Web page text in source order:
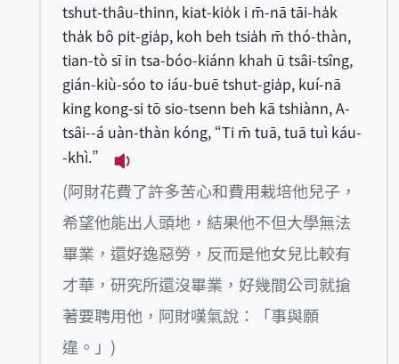
tshut-thâu-thinn, kiat-kio̍k i m̄-nā tāi-ha̍k
tha̍k bô pit-gia̍p, koh beh tsia̍h m̄ thó-thàn,
tian-tò sī in tsa-bóo-kiánn khah ū tsâi-tsîng,
gián-kiù-sóo to iáu-buē tshut-gia̍p, kuí-nā
king kong-si tō sio-tsenn beh kā tshiànn, A-
tsâi--á uàn-thàn kóng, “Ti m̄ tuā, tuā tuì káu-
-khì.”
播放例句A-tsâi--á hē tsin tsē
(阿財花費了許多苦心和費用栽培他兒子，
希望他能出人頭地，結果他不但大學無法
畢業，還好逸惡勞，反而是他女兒比較有
才華，研究所還沒畢業，好幾間公司就搶
著要聘用他，阿財嘆氣說：「事與願
違。」)